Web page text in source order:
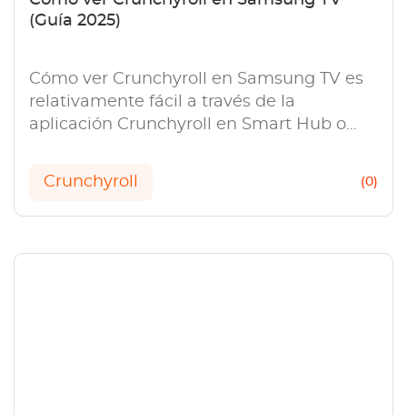
(Guía 2025)
Cómo ver Crunchyroll en Samsung TV es
relativamente fácil a través de la
aplicación Crunchyroll en Smart Hub o
Crunchyroll (0)